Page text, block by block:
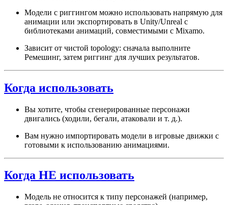
Модели с риггингом можно использовать напрямую для
анимации или экспортировать в Unity/Unreal с
библиотеками анимаций, совместимыми с Mixamo.
Зависит от чистой topology: сначала выполните
Ремешинг, затем риггинг для лучших результатов.
Когда использовать
Вы хотите, чтобы сгенерированные персонажи
двигались (ходили, бегали, атаковали и т. д.).
Вам нужно импортировать модели в игровые движки с
готовыми к использованию анимациями.
Когда НЕ использовать
Модель не относится к типу персонажей (например,